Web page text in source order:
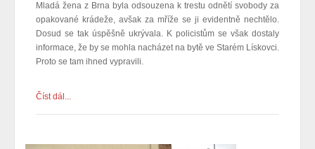
Mladá žena z Brna byla odsouzena k trestu odnětí svobody za
opakované krádeže, avšak za mříže se ji evidentně nechtělo.
Dosud se tak úspěšně ukrývala. K policistům se však dostaly
informace, že by se mohla nacházet na bytě ve Starém Lískovci.
Proto se tam ihned vypravili.
Číst dál...